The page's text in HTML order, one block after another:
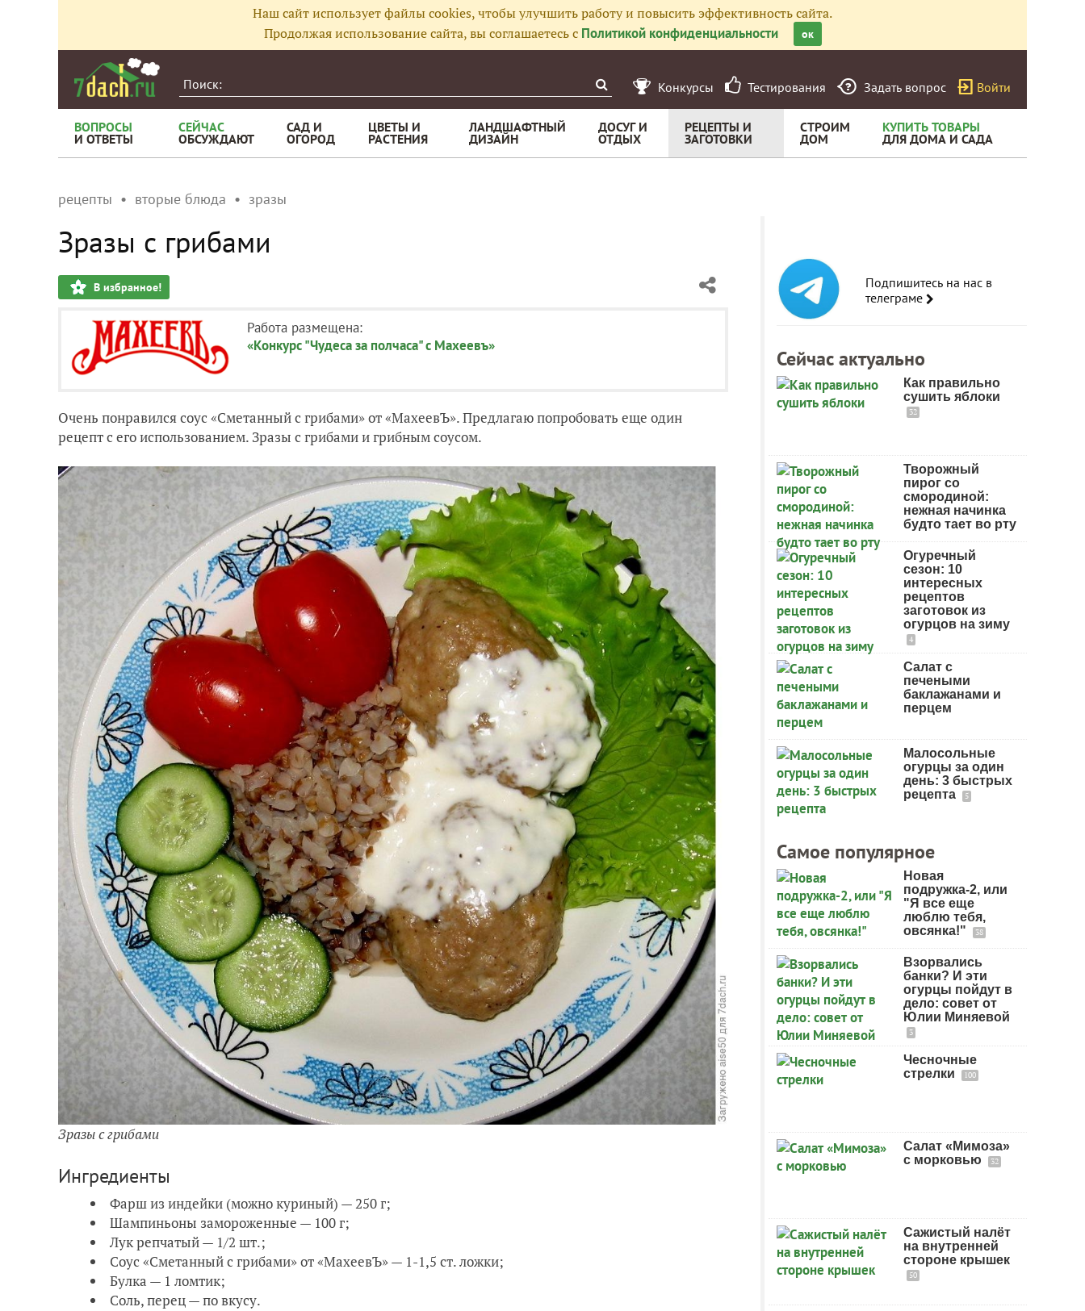
Наш сайт использует файлы cookies, чтобы улучшить работу и повысить эффективность сайта.
Продолжая использование сайта, вы соглашаетесь с Политикой конфиденциальности ок
Конкурсы Тестирования Задать вопрос Войти
ВОПРОСЫ
И ОТВЕТЫ
СЕЙЧАС
ОБСУЖДАЮТ
САД И
ОГОРОД
ЦВЕТЫ И
РАСТЕНИЯ
ЛАНДШАФТНЫЙ
ДИЗАЙН
ДОСУГ И
ОТДЫХ
РЕЦЕПТЫ И
ЗАГОТОВКИ
СТРОИМ
ДОМ
КУПИТЬ ТОВАРЫ
ДЛЯ ДОМА И САДА
рецепты вторые блюда зразы
Зразы с грибами
В избранное!
Работа размещена:
«Конкурс "Чудеса за полчаса" с Махеевъ»
Очень понравился соус «Сметанный с грибами» от «МахеевЪ». Предлагаю попробовать еще один
рецепт с его использованием. Зразы с грибами и грибным соусом.
Зразы с грибами
Ингредиенты
Фарш из индейки (можно куриный) — 250 г;
Шампиньоны замороженные — 100 г;
Лук репчатый — 1/2 шт.;
Соус «Сметанный с грибами» от «МахеевЪ» — 1-1,5 ст. ложки;
Булка — 1 ломтик;
Соль, перец — по вкусу.
Подпишитесь на нас в
телеграме
Сейчас актуально
Как правильно
сушить яблоки
32
Творожный
пирог со
смородиной:
нежная начинка
будто тает во рту
Огуречный
сезон: 10
интересных
рецептов
заготовок из
огурцов на зиму
4
Салат с
печеными
баклажанами и
перцем
Малосольные
огурцы за один
день: 3 быстрых
рецепта
5
Самое популярное
Новая
подружка-2, или
"Я все еще
люблю тебя,
овсянка!"
38
Взорвались
банки? И эти
огурцы пойдут в
дело: совет от
Юлии Миняевой
3
Чесночные
стрелки
100
Салат «Мимоза»
с морковью
32
Сажистый налёт
на внутренней
стороне крышек
50